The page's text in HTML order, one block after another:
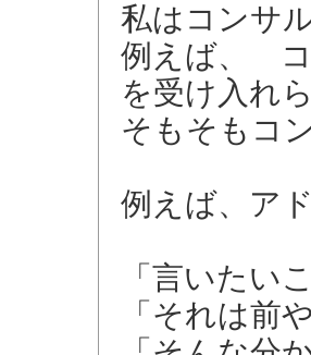
私はコンサ
例えば、
を受け入れ
そもそもコ
例えば、ア
「言いたい
「それは前